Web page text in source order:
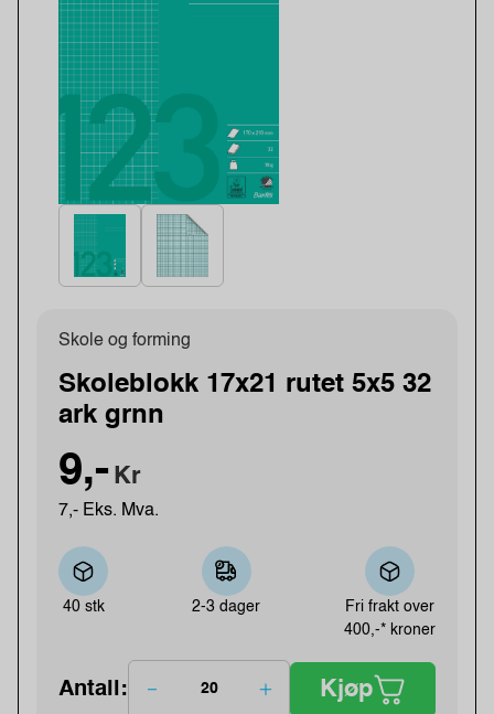
Skole og forming
Skoleblokk 17x21 rutet 5x5 32
ark grnn
9,- Kr
7,- Eks. Mva.
40 stk 2-3 dager
Fri frakt over
400,-* kroner
Antall: Kjøp